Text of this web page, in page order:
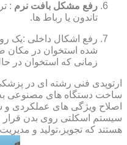
رفع مشکل بافت نرم :
تاندون یا رباط ها.
رفع اشکال داخلی :یک
شده استخوان در مکان
زمانی که استخوان در
ارتوپدی فنی رشته ای در
ساخت دستگاه های مصنوعی به
اصلاح ویژگی های عملکردی
سیستم اسکلتی روی بدن قرار
هستند که تجویز،تولید و